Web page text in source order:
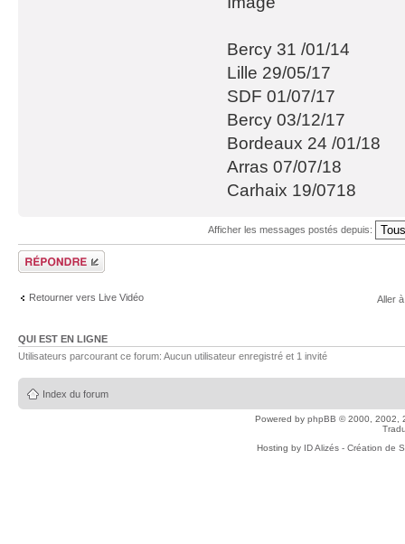
Bercy 31 /01/14
Lille 29/05/17
SDF 01/07/17
Bercy 03/12/17
Bordeaux 24 /01/18
Arras 07/07/18
Carhaix 19/0718
Afficher les messages postés depuis:
Répondre
Retourner vers Live Vidéo Aller
QUI EST EN LIGNE
Utilisateurs parcourant ce forum: Aucun utilisateur enregistré et 1 invité
Index du forum
Powered by phpBB © 2000, 2002,
Hosting by ID Alizés - Création de